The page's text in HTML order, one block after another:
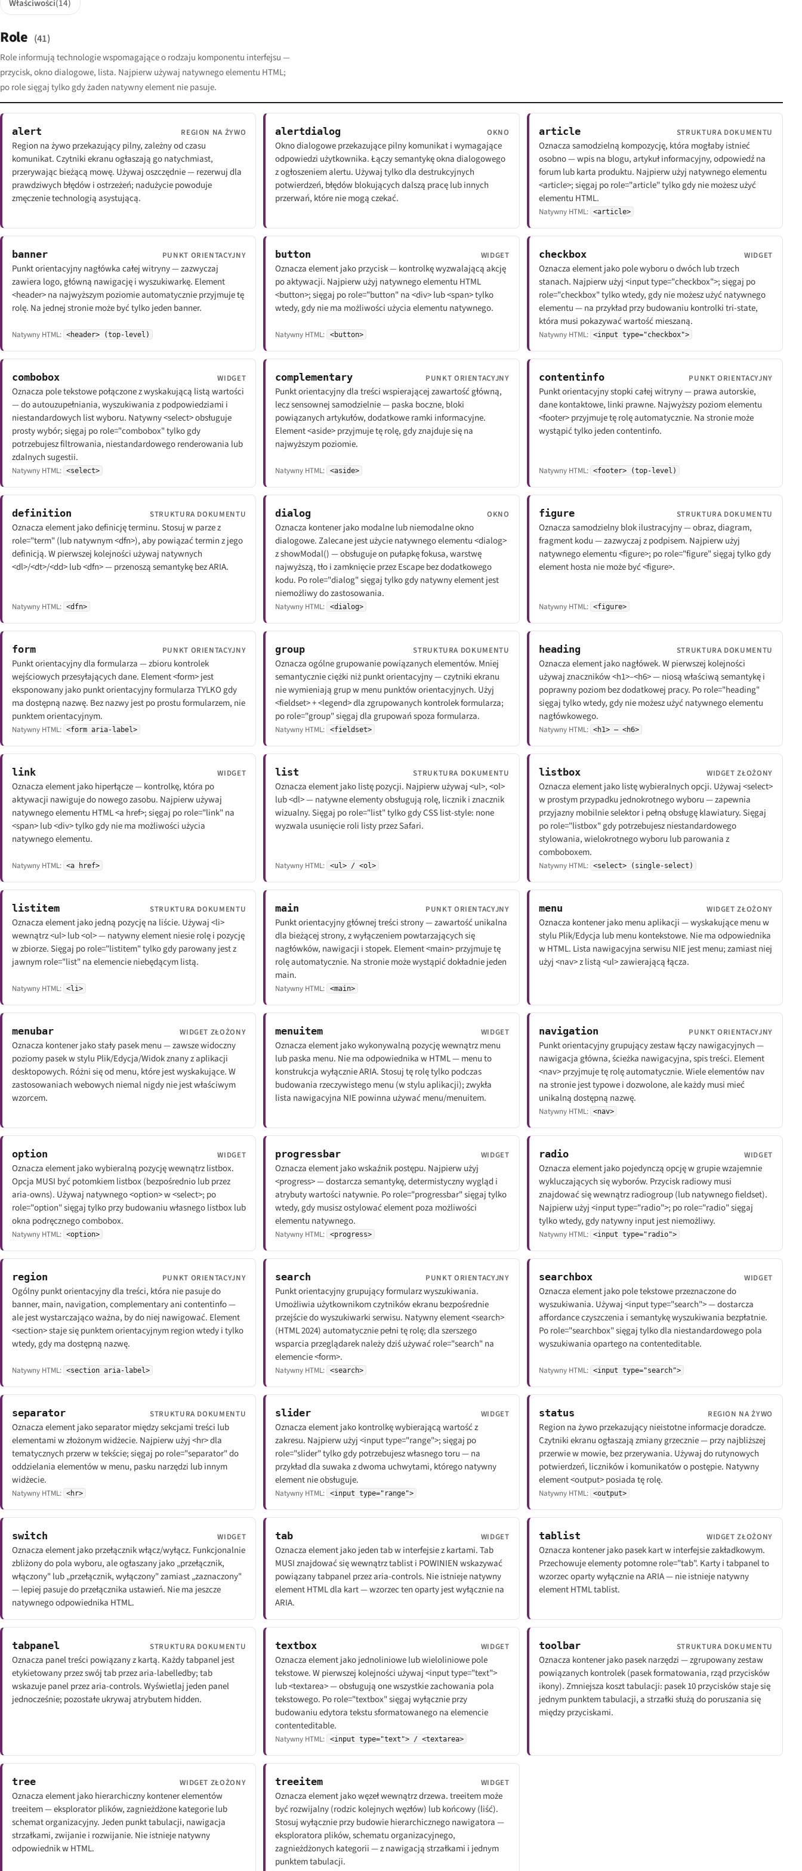
Właściwości(14)
Role (41)
Role informują technologie wspomagające o rodzaju komponentu interfejsu —
przycisk, okno dialogowe, lista. Najpierw używaj natywnego elementu HTML;
po role sięgaj tylko gdy żaden natywny element nie pasuje.
alert REGION NA ŻYWO
Region na żywo przekazujący pilny, zależny od czasu
komunikat. Czytniki ekranu ogłaszają go natychmiast,
przerywając bieżącą mowę. Używaj oszczędnie — rezerwuj dla
prawdziwych błędów i ostrzeżeń; nadużycie powoduje
zmęczenie technologią asystującą.
alertdialog OKNO
Okno dialogowe przekazujące pilny komunikat i wymagające
odpowiedzi użytkownika. Łączy semantykę okna dialogowego
z ogłoszeniem alertu. Używaj tylko dla destrukcyjnych
potwierdzeń, błędów blokujących dalszą pracę lub innych
przerwań, które nie mogą czekać.
article STRUKTURA DOKUMENTU
Oznacza samodzielną kompozycję, która mogłaby istnieć
osobno — wpis na blogu, artykuł informacyjny, odpowiedź na
forum lub karta produktu. Najpierw użyj natywnego elementu
<article>; sięgaj po role="article" tylko gdy nie możesz użyć
elementu HTML.
Natywny HTML: <article>
banner PUNKT ORIENTACYJNY
Punkt orientacyjny nagłówka całej witryny — zazwyczaj
zawiera logo, główną nawigację i wyszukiwarkę. Element
<header> na najwyższym poziomie automatycznie przyjmuje tę
rolę. Na jednej stronie może być tylko jeden banner.
Natywny HTML: <header> (top-level)
button WIDGET
Oznacza element jako przycisk — kontrolkę wyzwalającą akcję
po aktywacji. Najpierw użyj natywnego elementu HTML
<button>; sięgaj po role="button" na <div> lub <span> tylko
wtedy, gdy nie ma możliwości użycia elementu natywnego.
Natywny HTML: <button>
checkbox WIDGET
Oznacza element jako pole wyboru o dwóch lub trzech
stanach. Najpierw użyj <input type="checkbox">; sięgaj po
role="checkbox" tylko wtedy, gdy nie możesz użyć natywnego
elementu — na przykład przy budowaniu kontrolki tri-state,
która musi pokazywać wartość mieszaną.
Natywny HTML: <input type="checkbox">
combobox WIDGET
Oznacza pole tekstowe połączone z wyskakującą listą wartości
— do autouzupełniania, wyszukiwania z podpowiedziami i
niestandardowych list wyboru. Natywny <select> obsługuje
prosty wybór; sięgaj po role="combobox" tylko gdy
potrzebujesz filtrowania, niestandardowego renderowania lub
zdalnych sugestii.
Natywny HTML: <select>
complementary PUNKT ORIENTACYJNY
Punkt orientacyjny dla treści wspierającej zawartość główną,
lecz sensownej samodzielnie — paska boczne, bloki
powiązanych artykułów, dodatkowe ramki informacyjne.
Element <aside> przyjmuje tę rolę, gdy znajduje się na
najwyższym poziomie.
Natywny HTML: <aside>
contentinfo PUNKT ORIENTACYJNY
Punkt orientacyjny stopki całej witryny — prawa autorskie,
dane kontaktowe, linki prawne. Najwyższy poziom elementu
<footer> przyjmuje tę rolę automatycznie. Na stronie może
wystąpić tylko jeden contentinfo.
Natywny HTML: <footer> (top-level)
definition STRUKTURA DOKUMENTU
Oznacza element jako definicję terminu. Stosuj w parze z
role="term" (lub natywnym <dfn>), aby powiązać termin z jego
definicją. W pierwszej kolejności używaj natywnych
<dl>/<dt>/<dd> lub <dfn> — przenoszą semantykę bez ARIA.
Natywny HTML: <dfn>
dialog OKNO
Oznacza kontener jako modalne lub niemodalne okno
dialogowe. Zalecane jest użycie natywnego elementu <dialog>
z showModal() — obsługuje on pułapkę fokusa, warstwę
najwyższą, tło i zamknięcie przez Escape bez dodatkowego
kodu. Po role="dialog" sięgaj tylko gdy natywny element jest
niemożliwy do zastosowania.
Natywny HTML: <dialog>
figure STRUKTURA DOKUMENTU
Oznacza samodzielny blok ilustracyjny — obraz, diagram,
fragment kodu — zazwyczaj z podpisem. Najpierw użyj
natywnego elementu <figure>; po role="figure" sięgaj tylko gdy
element hosta nie może być <figure>.
Natywny HTML: <figure>
form PUNKT ORIENTACYJNY
Punkt orientacyjny dla formularza — zbioru kontrolek
wejściowych przesyłających dane. Element <form> jest
eksponowany jako punkt orientacyjny formularza TYLKO gdy
ma dostępną nazwę. Bez nazwy jest po prostu formularzem, nie
punktem orientacyjnym.
Natywny HTML: <form aria-label>
group STRUKTURA DOKUMENTU
Oznacza ogólne grupowanie powiązanych elementów. Mniej
semantycznie ciężki niż punkt orientacyjny — czytniki ekranu
nie wymieniają grup w menu punktów orientacyjnych. Użyj
<fieldset> + <legend> dla zgrupowanych kontrolek formularza;
po role="group" sięgaj dla grupowań spoza formularza.
Natywny HTML: <fieldset>
heading STRUKTURA DOKUMENTU
Oznacza element jako nagłówek. W pierwszej kolejności
używaj znaczników <h1>–<h6> — niosą właściwą semantykę i
poprawny poziom bez dodatkowej pracy. Po role="heading"
sięgaj tylko wtedy, gdy nie możesz użyć natywnego elementu
nagłówkowego.
Natywny HTML: <h1> – <h6>
link WIDGET
Oznacza element jako hiperłącze — kontrolkę, która po
aktywacji nawiguje do nowego zasobu. Najpierw używaj
natywnego elementu HTML <a href>; sięgaj po role="link" na
<span> lub <div> tylko gdy nie ma możliwości użycia
natywnego elementu.
Natywny HTML: <a href>
list STRUKTURA DOKUMENTU
Oznacza element jako listę pozycji. Najpierw używaj <ul>, <ol>
lub <dl> — natywne elementy obsługują rolę, licznik i znacznik
wizualny. Sięgaj po role="list" tylko gdy CSS list-style: none
wyzwala usunięcie roli listy przez Safari.
Natywny HTML: <ul> / <ol>
listbox WIDGET ZŁOŻONY
Oznacza element jako listę wybieralnych opcji. Używaj <select>
w prostym przypadku jednokrotnego wyboru — zapewnia
przyjazny mobilnie selektor i pełną obsługę klawiatury. Sięgaj
po role="listbox" gdy potrzebujesz niestandardowego
stylowania, wielokrotnego wyboru lub parowania z
comboboxem.
Natywny HTML: <select> (single-select)
listitem STRUKTURA DOKUMENTU
Oznacza element jako jedną pozycję na liście. Używaj <li>
wewnątrz <ul> lub <ol> — natywny element niesie rolę i pozycję
w zbiorze. Sięgaj po role="listitem" tylko gdy parowany jest z
jawnym role="list" na elemencie niebędącym listą.
Natywny HTML: <li>
main PUNKT ORIENTACYJNY
Punkt orientacyjny głównej treści strony — zawartość unikalna
dla bieżącej strony, z wyłączeniem powtarzających się
nagłówków, nawigacji i stopek. Element <main> przyjmuje tę
rolę automatycznie. Na stronie może wystąpić dokładnie jeden
main.
Natywny HTML: <main>
menu WIDGET ZŁOŻONY
Oznacza kontener jako menu aplikacji — wyskakujące menu w
stylu Plik/Edycja lub menu kontekstowe. Nie ma odpowiednika
w HTML. Lista nawigacyjna serwisu NIE jest menu; zamiast niej
użyj <nav> z listą <ul> zawierającą łącza.
menubar WIDGET ZŁOŻONY
Oznacza kontener jako stały pasek menu — zawsze widoczny
poziomy pasek w stylu Plik/Edycja/Widok znany z aplikacji
desktopowych. Różni się od menu, które jest wyskakujące. W
zastosowaniach webowych niemal nigdy nie jest właściwym
wzorcem.
menuitem WIDGET
Oznacza element jako wykonywalną pozycję wewnątrz menu
lub paska menu. Nie ma odpowiednika w HTML — menu to
konstrukcja wyłącznie ARIA. Stosuj tę rolę tylko podczas
budowania rzeczywistego menu (w stylu aplikacji); zwykła
lista nawigacyjna NIE powinna używać menu/menuitem.
navigation PUNKT ORIENTACYJNY
Punkt orientacyjny grupujący zestaw łączy nawigacyjnych —
nawigacja główna, ścieżka nawigacyjna, spis treści. Element
<nav> przyjmuje tę rolę automatycznie. Wiele elementów nav
na stronie jest typowe i dozwolone, ale każdy musi mieć
unikalną dostępną nazwę.
Natywny HTML: <nav>
option WIDGET
Oznacza element jako wybieralną pozycję wewnątrz listbox.
Opcja MUSI być potomkiem listbox (bezpośrednio lub przez
aria-owns). Używaj natywnego <option> w <select>; po
role="option" sięgaj tylko przy budowaniu własnego listbox lub
okna podręcznego combobox.
Natywny HTML: <option>
progressbar WIDGET
Oznacza element jako wskaźnik postępu. Najpierw użyj
<progress> — dostarcza semantykę, determistyczny wygląd i
atrybuty wartości natywnie. Po role="progressbar" sięgaj tylko
wtedy, gdy musisz ostylować element poza możliwości
elementu natywnego.
Natywny HTML: <progress>
radio WIDGET
Oznacza element jako pojedynczą opcję w grupie wzajemnie
wykluczających się wyborów. Przycisk radiowy musi
znajdować się wewnątrz radiogroup (lub natywnego fieldset).
Najpierw użyj <input type="radio">; po role="radio" sięgaj
tylko wtedy, gdy natywny input jest niemożliwy.
Natywny HTML: <input type="radio">
region PUNKT ORIENTACYJNY
Ogólny punkt orientacyjny dla treści, która nie pasuje do
banner, main, navigation, complementary ani contentinfo —
ale jest wystarczająco ważna, by do niej nawigować. Element
<section> staje się punktem orientacyjnym region wtedy i tylko
wtedy, gdy ma dostępną nazwę.
Natywny HTML: <section aria-label>
search PUNKT ORIENTACYJNY
Punkt orientacyjny grupujący formularz wyszukiwania.
Umożliwia użytkownikom czytników ekranu bezpośrednie
przejście do wyszukiwarki serwisu. Natywny element <search>
(HTML 2024) automatycznie pełni tę rolę; dla szerszego
wsparcia przeglądarek należy dziś używać role="search" na
elemencie <form>.
Natywny HTML: <search>
searchbox WIDGET
Oznacza element jako pole tekstowe przeznaczone do
wyszukiwania. Używaj <input type="search"> — dostarcza
affordance czyszczenia i semantykę wyszukiwania bezpłatnie.
Po role="searchbox" sięgaj tylko dla niestandardowego pola
wyszukiwania opartego na contenteditable.
Natywny HTML: <input type="search">
separator STRUKTURA DOKUMENTU
Oznacza element jako separator między sekcjami treści lub
elementami w złożonym widżecie. Najpierw użyj <hr> dla
tematycznych przerw w tekście; sięgaj po role="separator" do
oddzielania elementów w menu, pasku narzędzi lub innym
widżecie.
Natywny HTML: <hr>
slider WIDGET
Oznacza element jako kontrolkę wybierającą wartość z
zakresu. Najpierw użyj <input type="range">; sięgaj po
role="slider" tylko gdy potrzebujesz własnego toru — na
przykład dla suwaka z dwoma uchwytami, którego natywny
element nie obsługuje.
Natywny HTML: <input type="range">
status REGION NA ŻYWO
Region na żywo przekazujący nieistotne informacje doradcze.
Czytniki ekranu ogłaszają zmiany grzecznie — przy najbliższej
przerwie w mowie, bez przerywania. Używaj do rutynowych
potwierdzeń, liczników i komunikatów o postępie. Natywny
element <output> posiada tę rolę.
Natywny HTML: <output>
switch WIDGET
Oznacza element jako przełącznik włącz/wyłącz. Funkcjonalnie
zbliżony do pola wyboru, ale ogłaszany jako „przełącznik,
włączony" lub „przełącznik, wyłączony" zamiast „zaznaczony"
— lepiej pasuje do przełącznika ustawień. Nie ma jeszcze
natywnego odpowiednika HTML.
tab WIDGET
Oznacza element jako jeden tab w interfejsie z kartami. Tab
MUSI znajdować się wewnątrz tablist i POWINIEN wskazywać
powiązany tabpanel przez aria-controls. Nie istnieje natywny
element HTML dla kart — wzorzec ten oparty jest wyłącznie na
ARIA.
tablist WIDGET ZŁOŻONY
Oznacza kontener jako pasek kart w interfejsie zakładkowym.
Przechowuje elementy potomne role="tab". Karty i tabpanel to
wzorzec oparty wyłącznie na ARIA — nie istnieje natywny
element HTML tablist.
tabpanel STRUKTURA DOKUMENTU
Oznacza panel treści powiązany z kartą. Każdy tabpanel jest
etykietowany przez swój tab przez aria-labelledby; tab
wskazuje panel przez aria-controls. Wyświetlaj jeden panel
jednocześnie; pozostałe ukrywaj atrybutem hidden.
textbox WIDGET
Oznacza element jako jednoliniowe lub wieloliniowe pole
tekstowe. W pierwszej kolejności używaj <input type="text">
lub <textarea> — obsługują one wszystkie zachowania pola
tekstowego. Po role="textbox" sięgaj wyłącznie przy
budowaniu edytora tekstu sformatowanego na elemencie
contenteditable.
Natywny HTML: <input type="text"> / <textarea>
toolbar STRUKTURA DOKUMENTU
Oznacza kontener jako pasek narzędzi — zgrupowany zestaw
powiązanych kontrolek (pasek formatowania, rząd przycisków
ikony). Zmniejsza koszt tabulacji: pasek 10 przycisków staje się
jednym punktem tabulacji, a strzałki służą do poruszania się
między przyciskami.
tree WIDGET ZŁOŻONY
Oznacza element jako hierarchiczny kontener elementów
treeitem — eksplorator plików, zagnieżdżone kategorie lub
schemat organizacyjny. Jeden punkt tabulacji, nawigacja
strzałkami, zwijanie i rozwijanie. Nie istnieje natywny
odpowiednik w HTML.
treeitem WIDGET
Oznacza element jako węzeł wewnątrz drzewa. treeitem może
być rozwijalny (rodzic kolejnych węzłów) lub końcowy (liść).
Stosuj wyłącznie przy budowie hierarchicznego nawigatora —
eksploratora plików, schematu organizacyjnego,
zagnieżdżonych kategorii — z nawigacją strzałkami i jednym
punktem tabulacji.